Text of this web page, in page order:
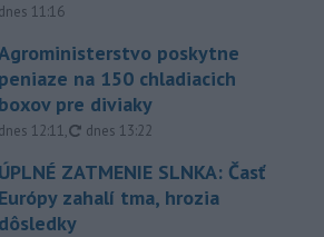
dnes 11:16
poskytne
peniaze na 150 chladiacich
boxov pre diviaky
dnes 12:11, aktualizované
dnes 13:22
ÚPLNÉ ZATMENIE SLNKA: Časť
Európy zahalí tma, hrozia
dôsledky